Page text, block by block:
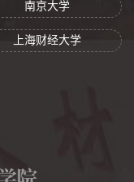
南京大学
上海财经大学